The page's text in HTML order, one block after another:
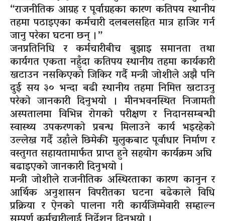
“राजनीतिक आग्रह र पूर्वाग्रहका कारण कतिपय स्थानीय
तहमा पठाइएका कर्मचारी दलबलसहित मात्र हाजिर गर्न
जानु परेका घटना छन् ।”
जनप्रतिनिधि र कर्मचारीबीच बुझाइ समानता तथा
कार्यगत एकता नहुँदा कतिपय स्थानीय तहमा कार्यकारी
खटाउन नसकिएको जिकिर गर्दै मन्त्री जोशीले अझै पनि
दुई सय ३० भन्दा बढी स्थानीय तहमा निमित्त खटाउनु
परेको जानकारी दिनुभयो । मीनभवनस्थित निजामती
अस्पतालमा विभिन्न रोगको परीक्षण र निदानसम्बन्धी
स्वास्थ्य उपकरणको प्रबन्ध मिलाउने कार्य भइरहेको
उल्लेख गर्दै उहाँले छिमेकी मुलुकबाट पूर्वाधार निर्माण र
वस्तुगत सहायतामार्फत प्राप्त हुने सहयोग कार्यक्रम अघि
बढाइएको जानकारी दिनुभयो ।
मन्त्री जोशीले राजनीतिक अस्थिरताका कारण कानुन र
आर्थिक अनुशासन विपरीतका घटना बढेकाले विधि
प्रक्रिया र ऐनको पालना गरी कार्यजिम्मेवारी सम्हाल्न